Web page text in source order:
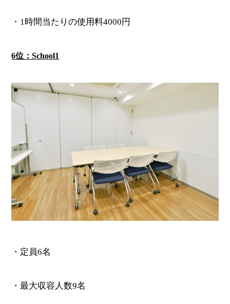
・1時間当たりの使用料4000円
6位：School1
・定員6名
・最大収容人数9名